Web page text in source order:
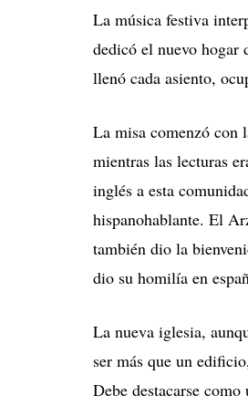
La música festiva
dedicó el nuevo hogar
llenó cada asiento,
La misa comenzó con
mientras las lecturas
inglés a esta
hispanohablante. El
también dio la
dio su homilía en
La nueva iglesia,
ser más que un
Debe destacarse